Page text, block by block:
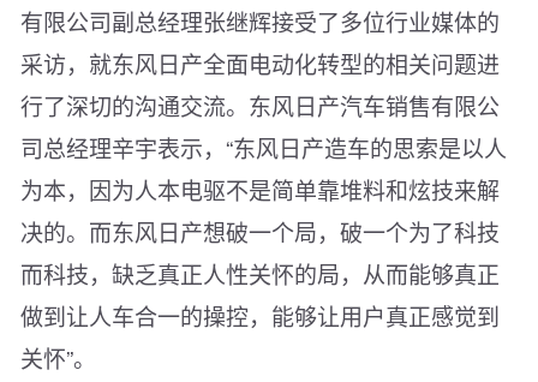
有限公司副总经理张继辉接受了多位行业媒体的
采访，就东风日产全面电动化转型的相关问题进
行了深切的沟通交流。东风日产汽车销售有限公
司总经理辛宇表示，“东风日产造车的思索是以人
为本，因为人本电驱不是简单靠堆料和炫技来解
决的。而东风日产想破一个局，破一个为了科技
而科技，缺乏真正人性关怀的局，从而能够真正
做到让人车合一的操控，能够让用户真正感觉到
关怀”。